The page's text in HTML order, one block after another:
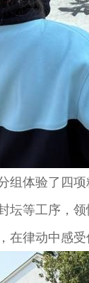
体验了四项
坛等工序，
律动中感受